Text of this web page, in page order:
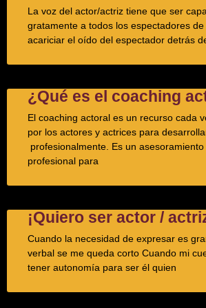
La voz del actor/actriz tiene que ser
gratamente a todos los espectadores
acariciar el oído del espectador detrás
¿Qué es el coaching
El coaching actoral es un recurso cada
por los actores y actrices para
profesionalmente. Es un
profesional para
¡Quiero ser actor /
Cuando la necesidad de expresar es
verbal se me queda corto Cuando mi
tener autonomía para ser él quien